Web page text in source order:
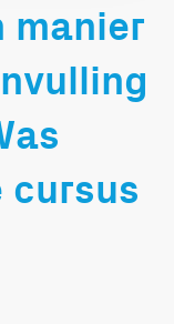
manier
cursus